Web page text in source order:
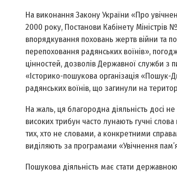
На виконання Закону України «Про
2000 року, Постанови Кабінету
впорядкування поховань жертв війни та
перепоховання радянських воїнів»,
цінностей, дозволів Державної служби з
«Історико-пошукова організація
радянських воїнів, що загинули на
На жаль, ця благородна діяльність досі
високих трибун часто лунають гучні
тих, хто не словами, а конкретними
виділяють за програмами «Увічнення
Пошукова діяльність має стати